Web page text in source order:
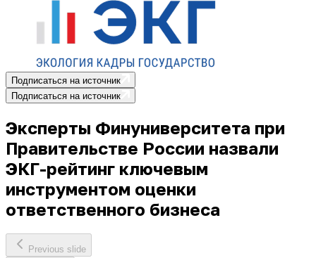
Подписаться на источник
Подписаться на источник
Эксперты Финуниверситета при
Правительстве России назвали
ЭКГ-рейтинг ключевым
инструментом оценки
ответственного бизнеса
Previous slide